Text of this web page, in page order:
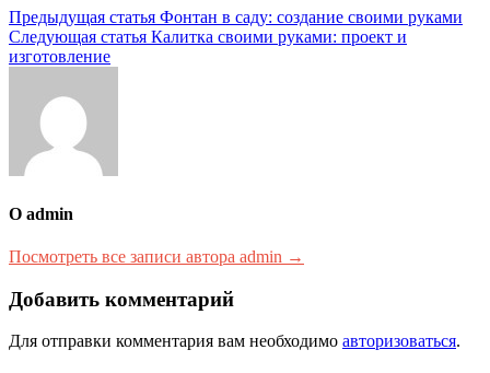
Навигация
по
Предыдущая статья Фонтан в саду: создание своими руками
Следующая статья Калитка своими руками: проект и
изготовление
О admin
Посмотреть все записи автора admin →
Добавить комментарий
Для отправки комментария вам необходимо авторизоваться.